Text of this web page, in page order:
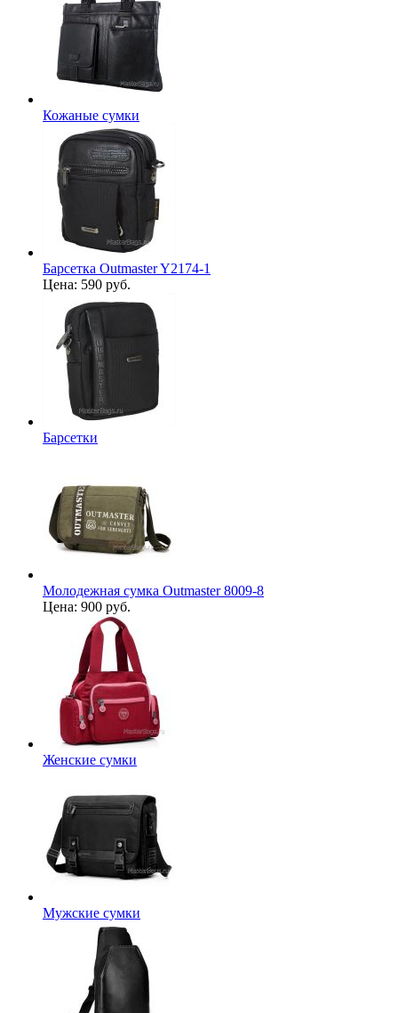
Кожаные сумки
Барсетка Outmaster Y2174-1
Цена: 590 руб.
Барсетки
Молодежная сумка Outmaster 8009-8
Цена: 900 руб.
Женские сумки
Мужские сумки